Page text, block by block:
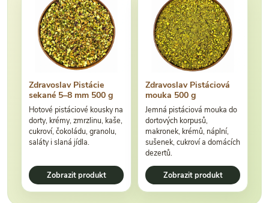
Zdravoslav Pistácie
sekané 5–8 mm 500 g
Hotové pistáciové kousky na
dorty, krémy, zmrzlinu, kaše,
cukroví, čokoládu, granolu,
saláty i slaná jídla.
Zobrazit produkt
Zdravoslav Pistáciová
mouka 500 g
Jemná pistáciová mouka do
dortových korpusů,
makronek, krémů, náplní,
sušenek, cukroví a domácích
dezertů.
Zobrazit produkt